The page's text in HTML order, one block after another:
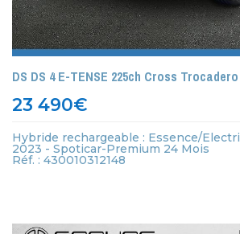
DS DS 4 E-TENSE 225ch Cross Trocadero
23 490€
Hybride rechargeable : Essence/
2023 - Spoticar-Premium 24 Mois
Réf. : 430010312148